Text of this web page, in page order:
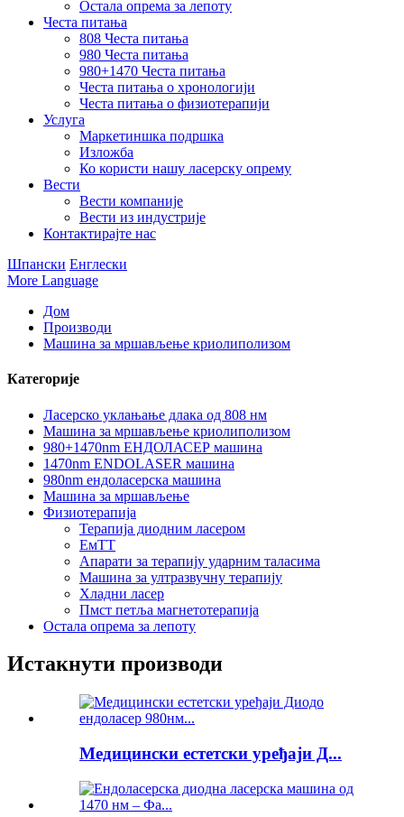
Остала опрема за лепоту
Честа питања
808 Честа питања
980 Честа питања
980+1470 Честа питања
Честа питања о хронологији
Честа питања о физиотерапији
Услуга
Маркетиншка подршка
Изложба
Ко користи нашу ласерску опрему
Вести
Вести компаније
Вести из индустрије
Контактирајте нас
Шпански Енглески
More Language
Дом
Производи
Машина за мршављење криолиполизом
Категорије
Ласерско уклањање длака од 808 нм
Машина за мршављење криолиполизом
980+1470nm ЕНДОЛАСЕР машина
1470nm ENDOLASER машина
980nm ендоласерска машина
Машина за мршављење
Физиотерапија
Терапија диодним ласером
ЕмТТ
Апарати за терапију ударним таласима
Машина за ултразвучну терапију
Хладни ласер
Пмст петља магнетотерапија
Остала опрема за лепоту
Истакнути производи
Медицински естетски уређаји Д...